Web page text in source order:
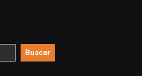
Buscar